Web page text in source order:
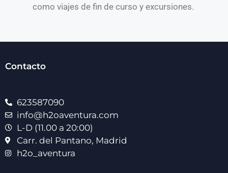
como viajes de fin de curso y excursiones.
Contacto
623587090
info@h2oaventura.com
L-D (11.00 a 20:00)
Carr. del Pantano, Madrid
h2o_aventura